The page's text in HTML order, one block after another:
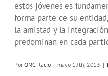
estos jóvenes es
forma parte de su
la amistad y la
predominan en cada
Por OMC Radio | mayo 13th, 2013 |